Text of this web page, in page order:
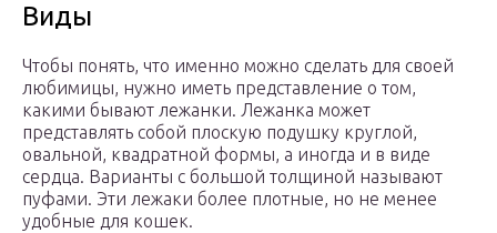
Виды
Чтобы понять, что именно можно сделать для своей
любимицы, нужно иметь представление о том,
какими бывают лежанки. Лежанка может
представлять собой плоскую подушку круглой,
овальной, квадратной формы, а иногда и в виде
сердца. Варианты с большой толщиной называют
пуфами. Эти лежаки более плотные, но не менее
удобные для кошек.